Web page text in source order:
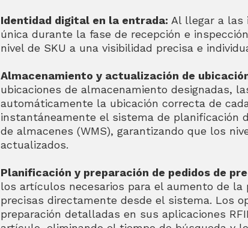
Identidad digital en la entrada: Al llegar a las
única durante la fase de recepción e
nivel de SKU a una visibilidad precisa e
Almacenamiento y actualización de
ubicaciones de almacenamiento designadas,
automáticamente la ubicación correcta de
instantáneamente el sistema de planificación
de almacenes (WMS), garantizando que los
actualizados.
Planificación y preparación de pedidos de
los artículos necesarios para el aumento de
precisas directamente desde el sistema. Los
preparación detalladas en sus aplicaciones